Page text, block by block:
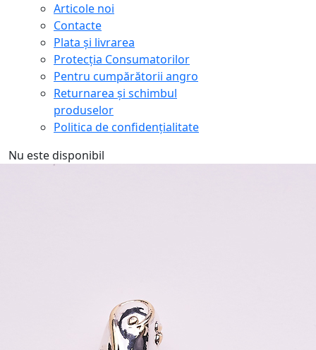
Articole noi
Contacte
Plata și livrarea
Protecţia Consumatorilor
Pentru cumpărătorii angro
Returnarea și schimbul
produselor
Politica de confidențialitate
Nu este disponibil